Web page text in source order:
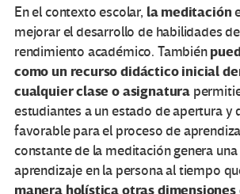
En el contexto escolar, la meditación
mejorar el desarrollo de habilidades
rendimiento académico. También
como un recurso didáctico inicial
cualquier clase o asignatura
estudiantes a un estado de apertura y
favorable para el proceso de
constante de la meditación genera
aprendizaje en la persona al tiempo